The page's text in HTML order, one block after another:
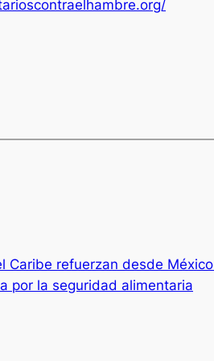
Caribe refuerzan desde
por la seguridad alimentaria